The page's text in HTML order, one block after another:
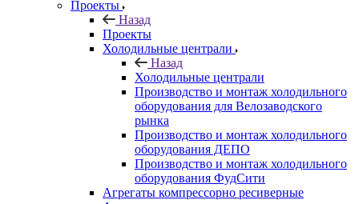
Проекты
Назад
Проекты
Холодильные централи
Назад
Холодильные централи
Производство и монтаж холодильного
оборудования для Велозаводского
рынка
Производство и монтаж холодильного
оборудования ДЕПО
Производство и монтаж холодильного
оборудования ФудСити
Агрегаты компрессорно ресиверные